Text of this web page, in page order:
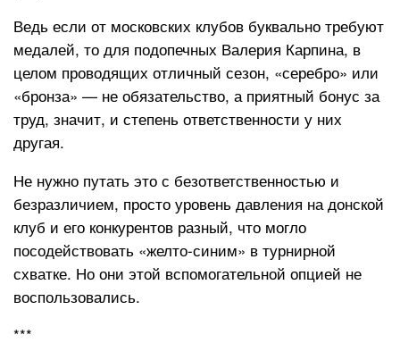
Ведь если от московских клубов буквально требуют
медалей, то для подопечных Валерия Карпина, в
целом проводящих отличный сезон, «серебро» или
«бронза» — не обязательство, а приятный бонус за
труд, значит, и степень ответственности у них
другая.
Не нужно путать это с безответственностью и
безразличием, просто уровень давления на донской
клуб и его конкурентов разный, что могло
посодействовать «желто-синим» в турнирной
схватке. Но они этой вспомогательной опцией не
воспользовались.
***